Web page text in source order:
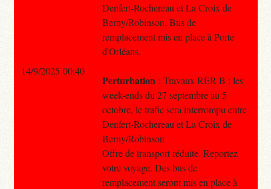
Denfert-Rochereau et La Croix de
Berny/Robinson. Bus de
remplacement mis en place à Porte
d'Orléans.
Perturbation : Travaux RER B : les
week-ends du 27 septembre au 5
octobre, le trafic sera interrompu entre
Denfert-Rochereau et La Croix de
Berny/Robinson
Offre de transport réduite. Reportez
votre voyage. Des bus de
remplacement seront mis en place à
14/9/2025 00:40